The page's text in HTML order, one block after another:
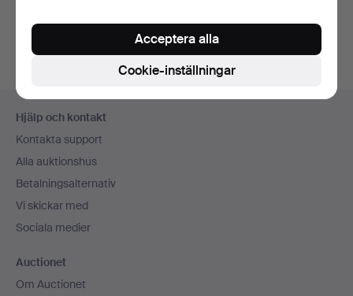
Sidfotsnavigation
Hjälp och kontakt
Kontakta support
Alla auktionshus
Betalningsalternativ
Vi skickar med
Sociala medier
Auctionet
Om Auctionet
Cookie-inställningar
Acceptera alla